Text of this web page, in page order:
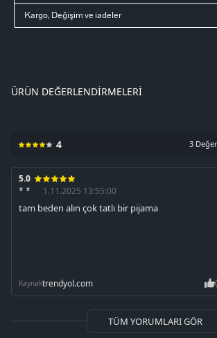
Kargo, Değişim ve iadeler
ÜRÜN DEĞERLENDIRMELERI
4 3
5.0
* *
1.11.2025 13:55:00
tam beden alın çok tatlı bir pijama
Kaynaktrendyol.com
TÜM YORUMLARI GÖR